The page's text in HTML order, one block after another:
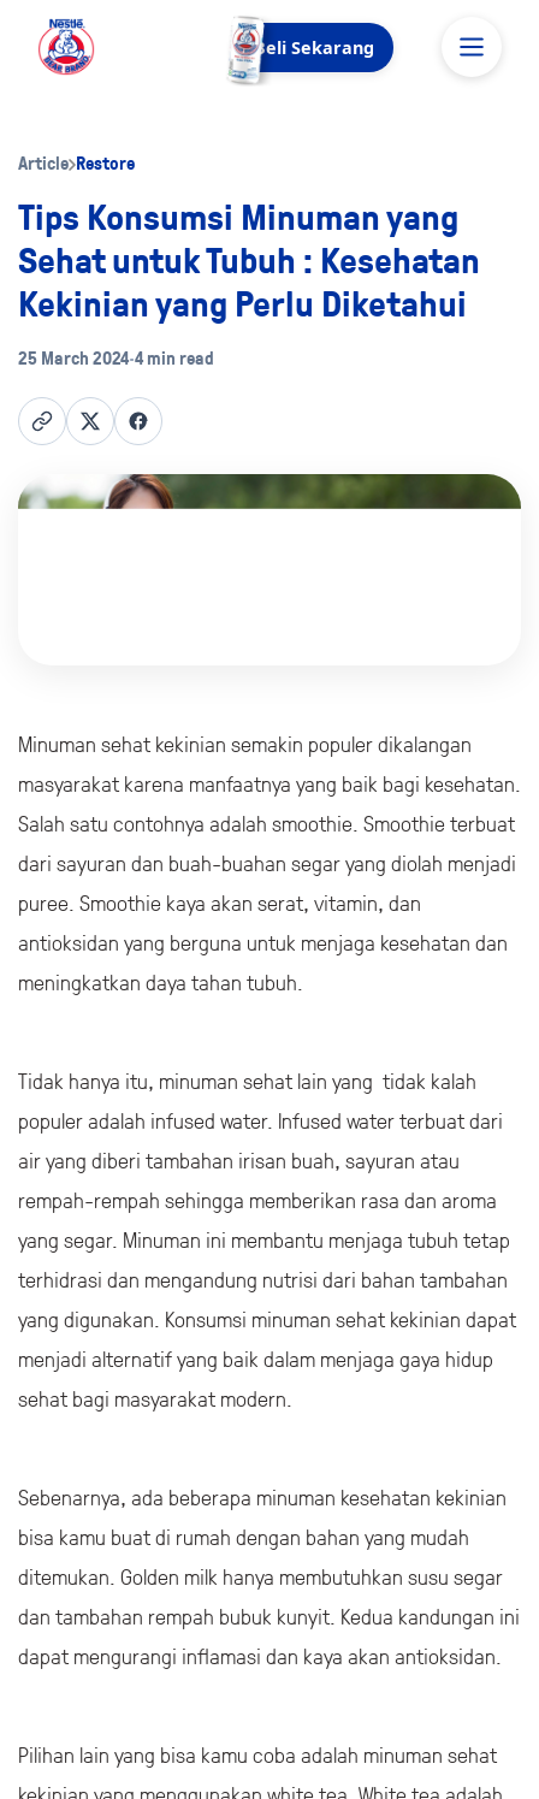
Beli Sekarang
Article Restore
Tips Konsumsi Minuman yang
Sehat untuk Tubuh : Kesehatan
Kekinian yang Perlu Diketahui
25 March 2024•4 min read
Minuman sehat kekinian semakin populer dikalangan
masyarakat karena manfaatnya yang baik bagi kesehatan.
Salah satu contohnya adalah smoothie. Smoothie terbuat
dari sayuran dan buah-buahan segar yang diolah menjadi
puree. Smoothie kaya akan serat, vitamin, dan
antioksidan yang berguna untuk menjaga kesehatan dan
meningkatkan daya tahan tubuh.
Tidak hanya itu, minuman sehat lain yang tidak kalah
populer adalah infused water. Infused water terbuat dari
air yang diberi tambahan irisan buah, sayuran atau
rempah-rempah sehingga memberikan rasa dan aroma
yang segar. Minuman ini membantu menjaga tubuh tetap
terhidrasi dan mengandung nutrisi dari bahan tambahan
yang digunakan. Konsumsi minuman sehat kekinian dapat
menjadi alternatif yang baik dalam menjaga gaya hidup
sehat bagi masyarakat modern.
Sebenarnya, ada beberapa minuman kesehatan kekinian
bisa kamu buat di rumah dengan bahan yang mudah
ditemukan. Golden milk hanya membutuhkan susu segar
dan tambahan rempah bubuk kunyit. Kedua kandungan ini
dapat mengurangi inflamasi dan kaya akan antioksidan.
Pilihan lain yang bisa kamu coba adalah minuman sehat